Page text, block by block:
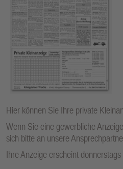
Hier können Sie Ihre private
Wenn Sie eine gewerbliche
sich bitte an unsere
Ihre Anzeige erscheint
K
TI
O
N
E
N